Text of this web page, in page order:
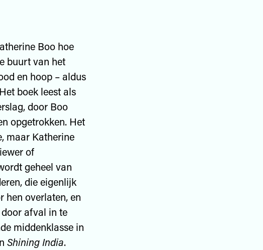
Boo hoe
buurt van het
en hoop – aldus
boek leest als
door Boo
opgetrokken. Het
maar Katherine
of
geheel van
die eigenlijk
hen overlaten, en
afval in te
middenklasse in
Shining India.